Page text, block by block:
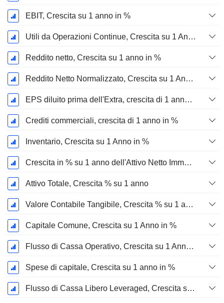
EBIT, Crescita su 1 anno in %
Utili da Operazioni Continue, Crescita su 1 Anno in %
Reddito netto, Crescita su 1 anno in %
Reddito Netto Normalizzato, Crescita su 1 Anno in %
EPS diluito prima dell'Extra, crescita di 1 anno %
Crediti commerciali, crescita di 1 anno in %
Inventario, Crescita su 1 Anno in %
Crescita in % su 1 anno dell'Attivo Netto Immobilizzato Materiale
Attivo Totale, Crescita % su 1 anno
Valore Contabile Tangibile, Crescita % su 1 anno
Capitale Comune, Crescita su 1 Anno in %
Flusso di Cassa Operativo, Crescita su 1 Anno in %
Spese di capitale, Crescita su 1 anno in %
Flusso di Cassa Libero Leveraged, Crescita su 1 Anno %